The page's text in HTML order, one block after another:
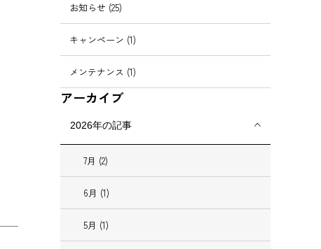
お知らせ (25)
キャンペーン (1)
メンテナンス (1)
アーカイブ
2026年の記事
7月 (2)
6月 (1)
5月 (1)